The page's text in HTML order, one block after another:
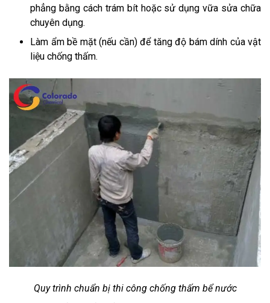
phẳng bằng cách trám bít hoặc sử dụng vữa sửa chữa
chuyên dụng.
Làm ẩm bề mặt (nếu cần) để tăng độ bám dính của vật
liệu chống thấm.
Quy trình chuẩn bị thi công chống thấm bể nước